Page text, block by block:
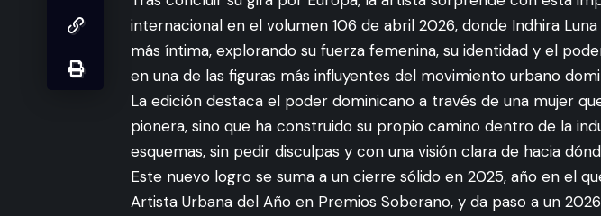
internacional en el volumen 106 de abril 2026, donde Indhira
más íntima, explorando su fuerza femenina, su identidad y el
en una de las figuras más influyentes del movimiento urbano
La edición destaca el poder dominicano a través de una mujer
pionera, sino que ha construido su propio camino dentro de la
esquemas, sin pedir disculpas y con una visión clara de hacia
Este nuevo logro se suma a un cierre sólido en 2025, año en el
Artista Urbana del Año en Premios Soberano, y da paso a un